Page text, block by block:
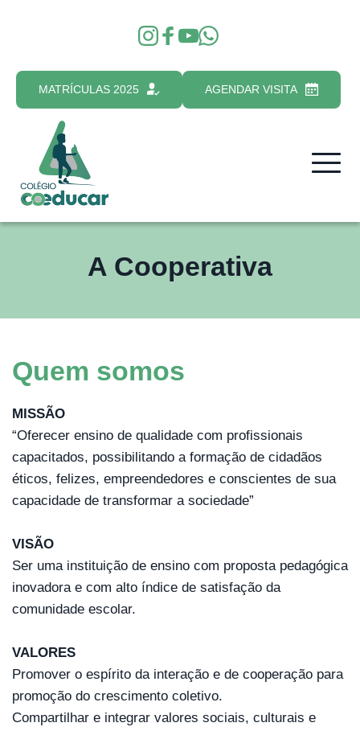
MATRÍCULAS 2025 AGENDAR VISITA
A Cooperativa
Quem somos
MISSÃO
“Oferecer ensino de qualidade com profissionais
capacitados, possibilitando a formação de cidadãos
éticos, felizes, empreendedores e conscientes de sua
capacidade de transformar a sociedade”
VISÃO
Ser uma instituição de ensino com proposta pedagógica
inovadora e com alto índice de satisfação da
comunidade escolar.
VALORES
Promover o espírito da interação e de cooperação para
promoção do crescimento coletivo.
Compartilhar e integrar valores sociais, culturais e